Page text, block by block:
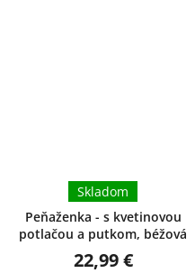
Peňaženka - s kvetinovou
potlačou a putkom, béžová
Skladom
22,99 €